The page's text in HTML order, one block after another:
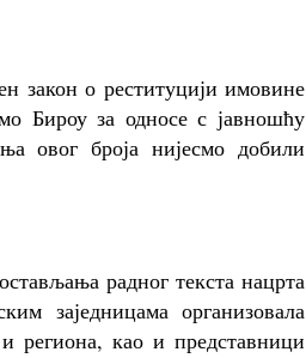
закон о реституцији имовине
Бироу за односе с јавношћу
овог броја нијесмо добили
радног текста нацрта
заједницама организовала
региона, као и представници